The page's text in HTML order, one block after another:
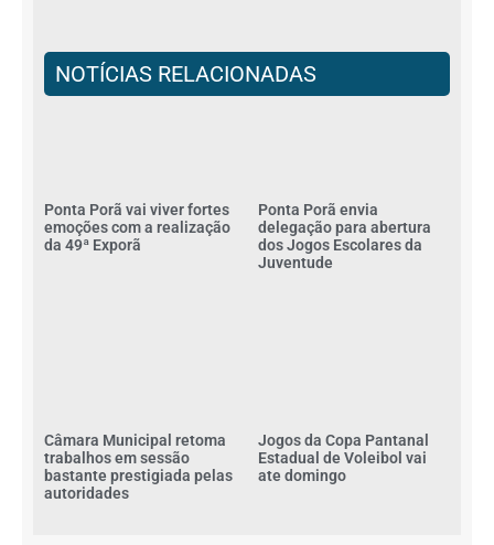
NOTÍCIAS RELACIONADAS
Ponta Porã vai viver fortes
emoções com a realização
da 49ª Exporã
Ponta Porã envia
delegação para abertura
dos Jogos Escolares da
Juventude
Câmara Municipal retoma
trabalhos em sessão
bastante prestigiada pelas
autoridades
Jogos da Copa Pantanal
Estadual de Voleibol vai
ate domingo